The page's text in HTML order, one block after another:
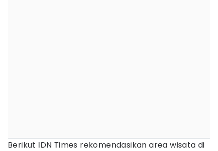
Berikut IDN Times rekomendasikan area wisata di